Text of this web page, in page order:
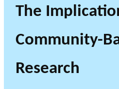
The
Community-
Research